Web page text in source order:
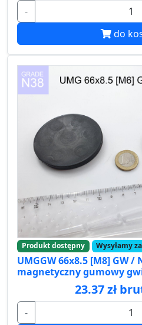
-
do
Produkt dostępny Wysyłamy
UMGGW 66x8.5 [M8] GW /
magnetyczny gumowy
23.37 zł
-